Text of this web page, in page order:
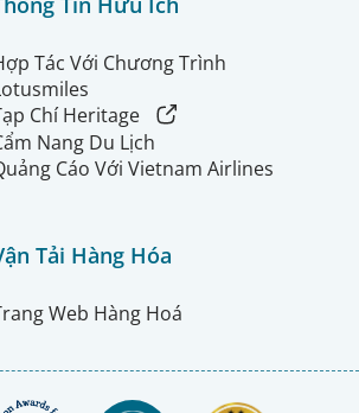
Tác Với Chương Trình
Chí Heritage
Nang Du Lịch
Cáo Với Vietnam Airlines
Tải Hàng Hóa
Web Hàng Hoá